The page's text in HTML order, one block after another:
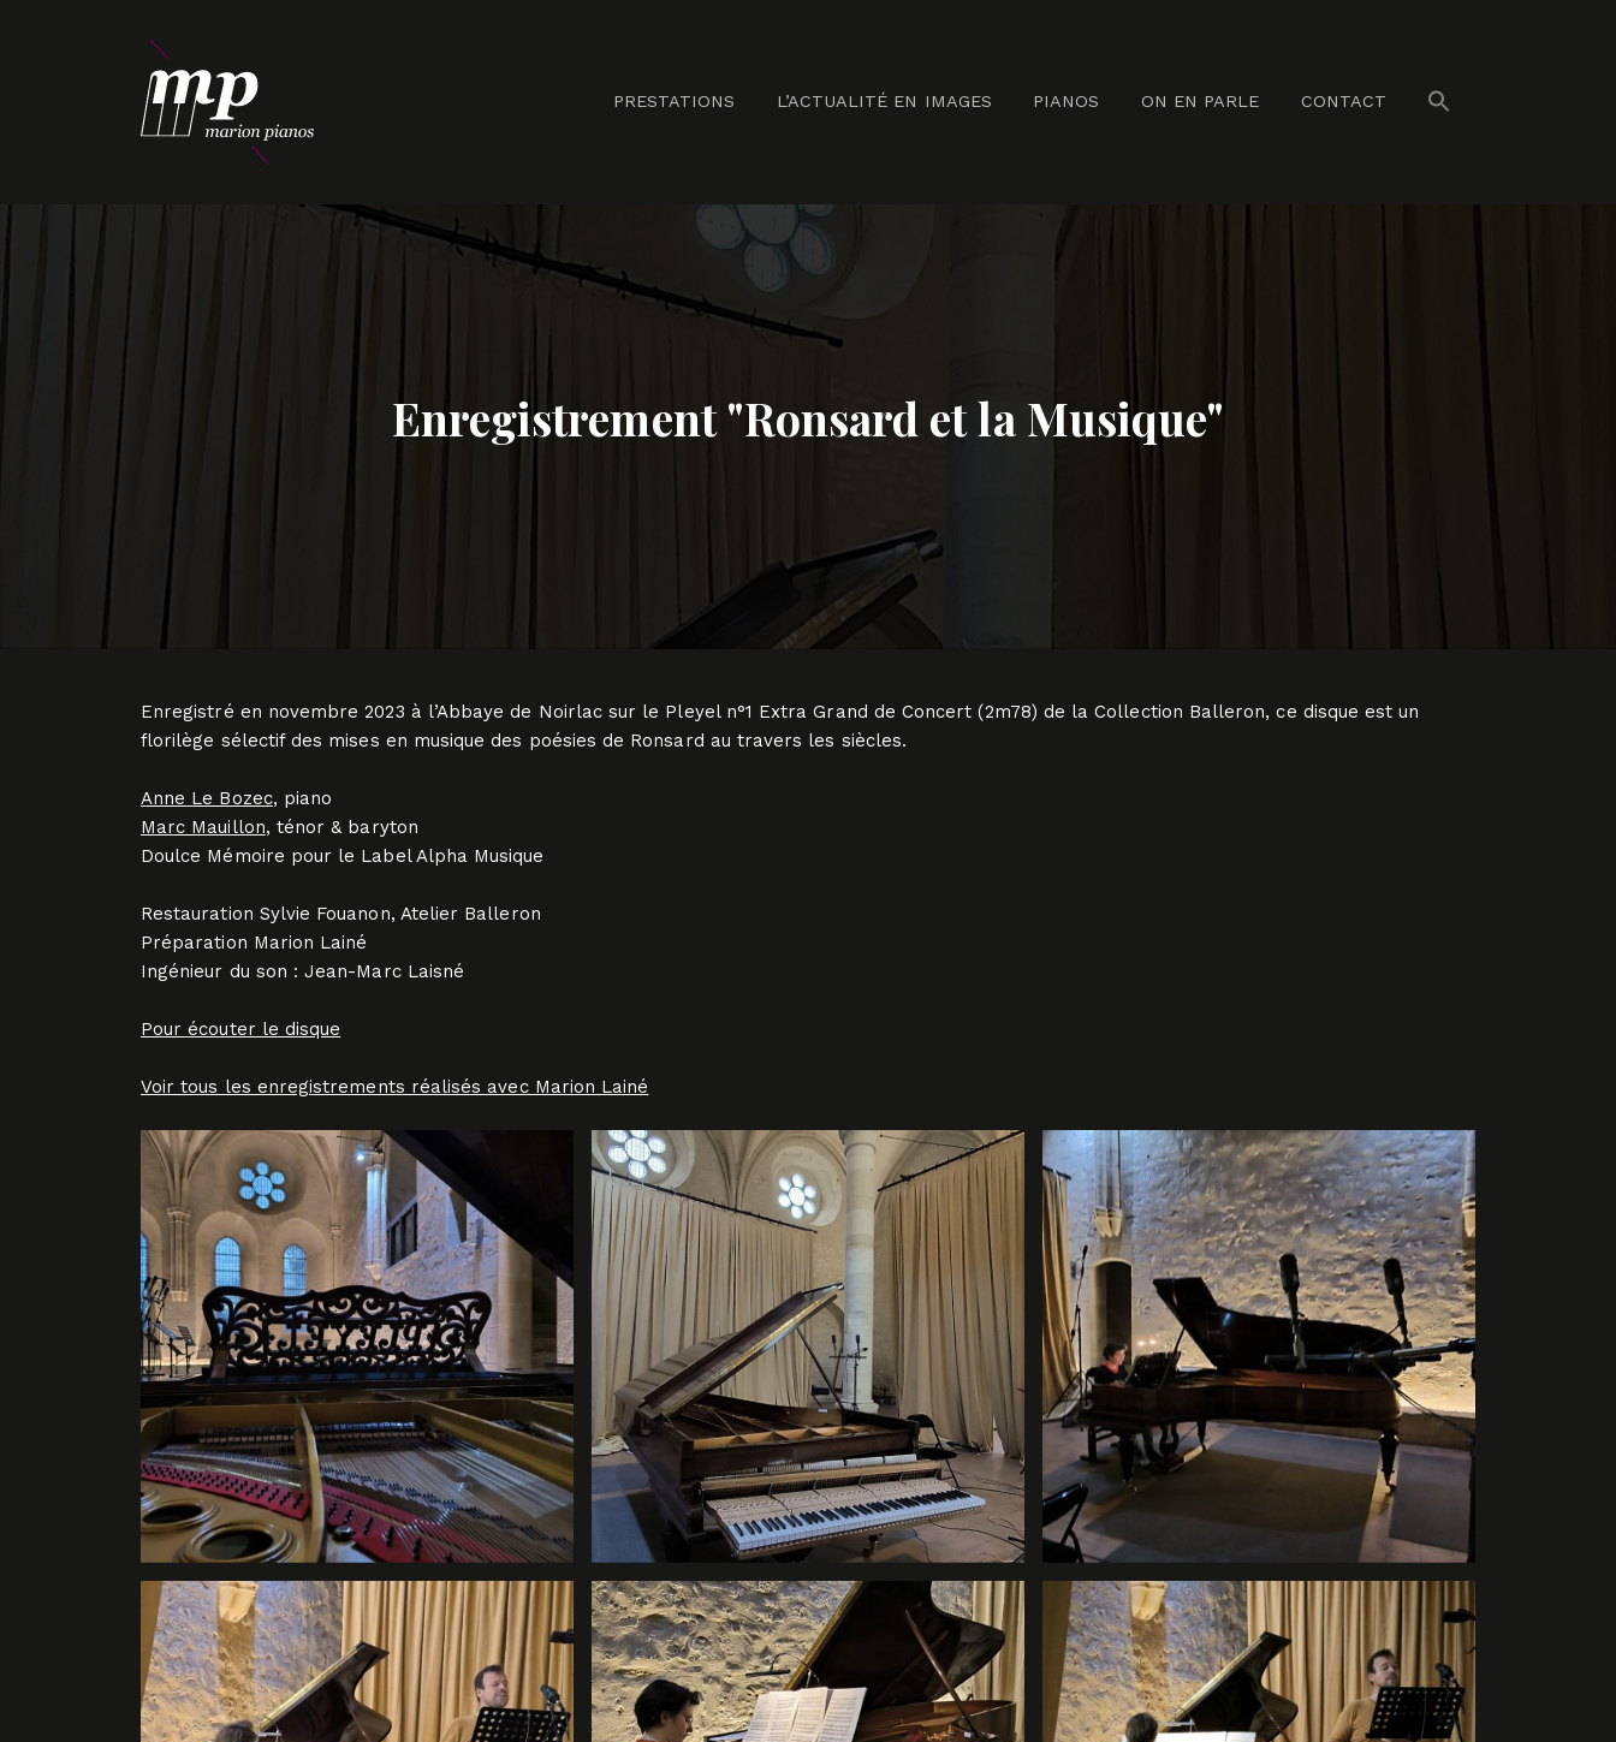
PRESTATIONS L’ACTUALITÉ EN IMAGES PIANOS ON EN PARLE CONTACT
Enregistrement "Ronsard et la Musique"
Enregistré en novembre 2023 à l’Abbaye de Noirlac sur le Pleyel n°1 Extra Grand de Concert (2m78) de la Collection Balleron, ce disque est un
florilège sélectif des mises en musique des poésies de Ronsard au travers les siècles.
Anne Le Bozec, piano
Marc Mauillon, ténor & baryton
Doulce Mémoire pour le Label Alpha Musique
Restauration Sylvie Fouanon, Atelier Balleron
Préparation Marion Lainé
Ingénieur du son : Jean-Marc Laisné
Pour écouter le disque
Voir tous les enregistrements réalisés avec Marion Lainé